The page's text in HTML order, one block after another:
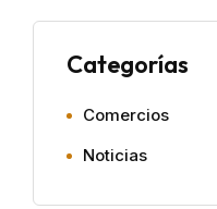
Categorías
Comercios
Noticias